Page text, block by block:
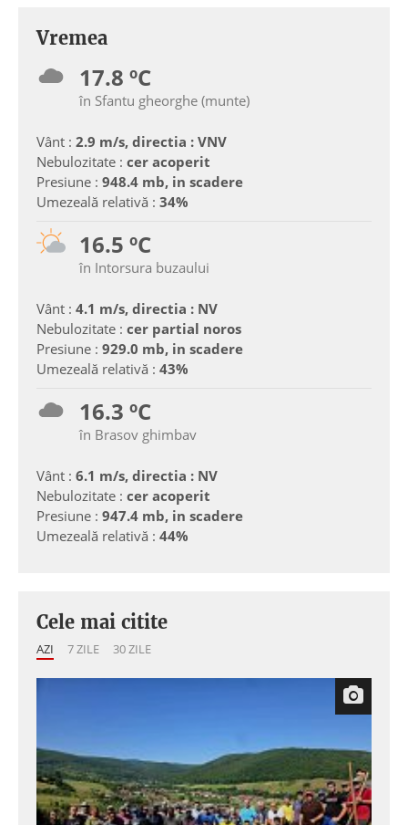
Vremea
17.8 ºC
în Sfantu gheorghe (munte)
Vânt : 2.9 m/s, directia : VNV
Nebulozitate : cer acoperit
Presiune : 948.4 mb, in scadere
Umezeală relativă : 34%
16.5 ºC
în Intorsura buzaului
Vânt : 4.1 m/s, directia : NV
Nebulozitate : cer partial noros
Presiune : 929.0 mb, in scadere
Umezeală relativă : 43%
16.3 ºC
în Brasov ghimbav
Vânt : 6.1 m/s, directia : NV
Nebulozitate : cer acoperit
Presiune : 947.4 mb, in scadere
Umezeală relativă : 44%
Cele mai citite
AZI 7 ZILE 30 ZILE